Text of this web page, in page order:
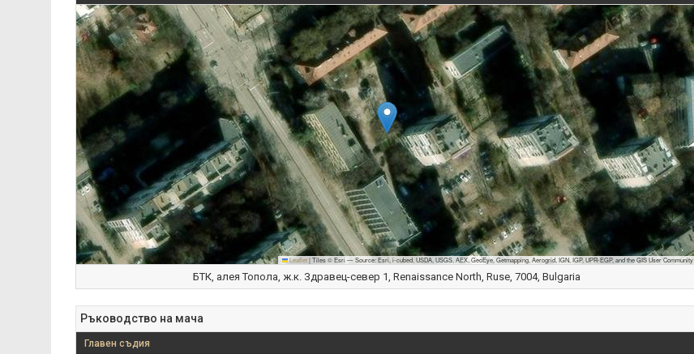
Leaflet|Tiles © Esri — Source: Esri, i-cubed, USDA, USGS, AEX, GeoEye, Getmapping, Aerogrid, IGN, IGP, UPR-EGP, and the GIS User Community
БТК, алея Топола, ж.к. Здравец-север 1, Renaissance North, Ruse, 7004, Bulgaria
Ръководство на мача
Главен съдия